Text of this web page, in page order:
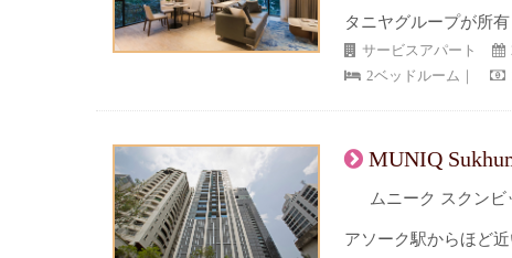
タニヤグループが所
サービスアパート
2ベッドルーム｜
MUNIQ
ムニーク スクンビ
アソーク駅からほど